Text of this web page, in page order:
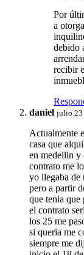
Por
a
debido
recibir
daniel julio 23
Actualmente
casa que
en medellin y
contrato me
yo llegaba de
pero a partir
que tenia que
el contrato
los 25 me
si queria me
siempre me